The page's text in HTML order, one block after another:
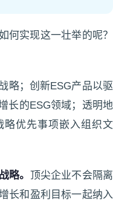
何实现这一壮举的呢？
略；创新ESG产品以驱
长的ESG领域；透明地
略优先事项嵌入组织文
略。 顶尖企业不会隔离
长和盈利目标一起纳入